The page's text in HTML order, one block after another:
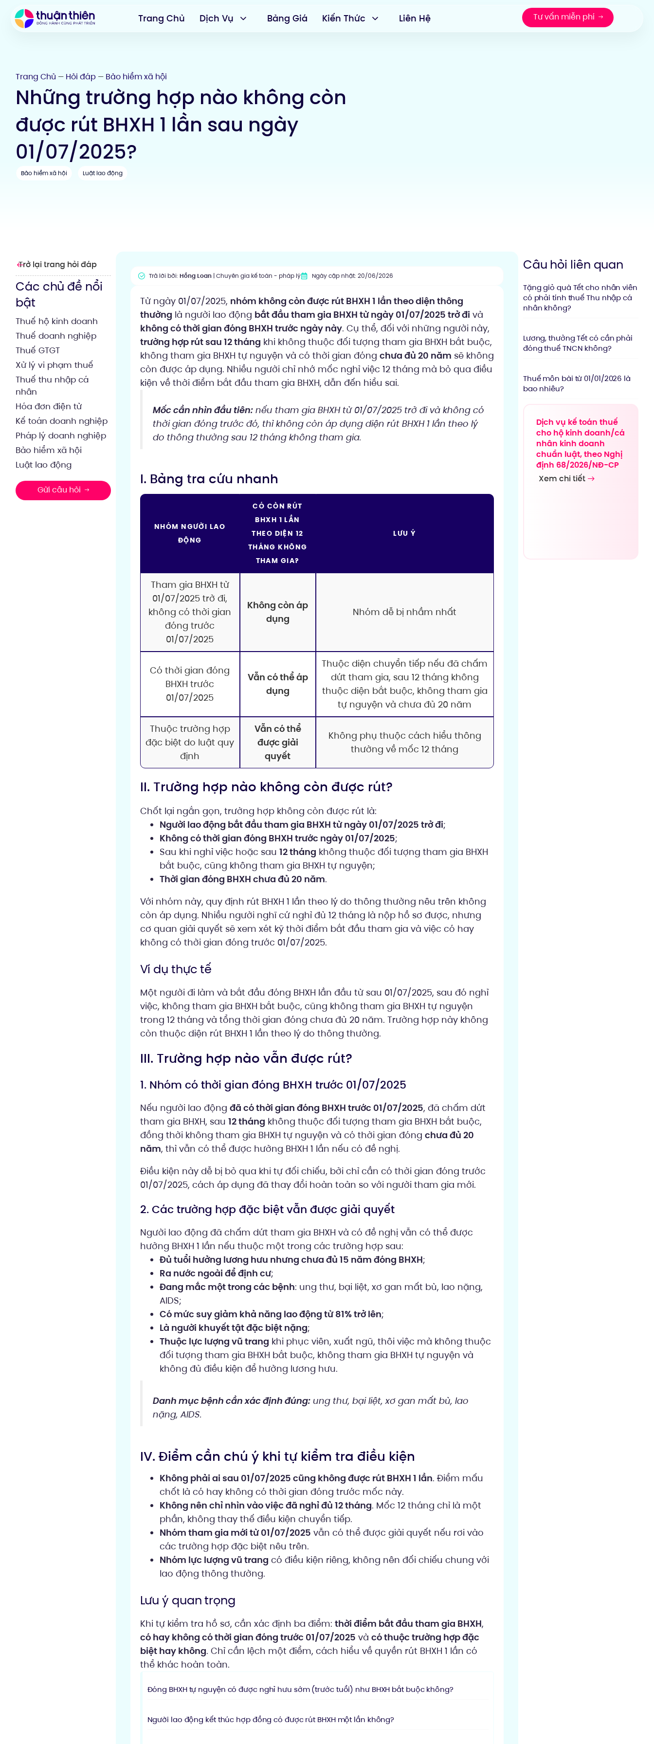
Trang Chủ Dịch Vụ Bảng Giá Kiến Thức Liên Hệ Tư vấn miễn phí
Trang Chủ — Hỏi đáp — Bảo hiểm xã hội
Những trường hợp nào không còn
được rút BHXH 1 lần sau ngày
01/07/2025?
Bảo hiểm xã hội Luật lao động
Trở lại trang hỏi đáp
Các chủ đề nổi
bật
Thuế hộ kinh doanh
Thuế doanh nghiệp
Thuế GTGT
Xử lý vi phạm thuế
Thuế thu nhập cá
nhân
Hóa đơn điện tử
Kế toán doanh nghiệp
Pháp lý doanh nghiệp
Bảo hiểm xã hội
Luật lao động
Gửi câu hỏi
Trả lời bởi:Hồng Loan | Chuyên gia kế toán - pháp lý Ngày cập nhật: 20/06/2026
Từ ngày 01/07/2025, nhóm không còn được rút BHXH 1 lần theo diện thông
thường là người lao động bắt đầu tham gia BHXH từ ngày 01/07/2025 trở đi và
không có thời gian đóng BHXH trước ngày này. Cụ thể, đối với những người này,
trường hợp rút sau 12 tháng khi không thuộc đối tượng tham gia BHXH bắt buộc,
không tham gia BHXH tự nguyện và có thời gian đóng chưa đủ 20 năm sẽ không
còn được áp dụng. Nhiều người chỉ nhớ mốc nghỉ việc 12 tháng mà bỏ qua điều
kiện về thời điểm bắt đầu tham gia BHXH, dẫn đến hiểu sai.
Mốc cần nhìn đầu tiên:nếu tham gia BHXH từ 01/07/2025 trở đi và không có
thời gian đóng trước đó, thì không còn áp dụng diện rút BHXH 1 lần theo lý
do thông thường sau 12 tháng không tham gia.
I. Bảng tra cứu nhanh
NHÓM NGƯỜI LAO
ĐỘNG
CÓ CÒN RÚT
BHXH 1 LẦN
THEO DIỆN 12
THÁNG KHÔNG
THAM GIA?
LƯU Ý
Tham gia BHXH từ
01/07/2025 trở đi,
không có thời gian
đóng trước
01/07/2025
Không còn áp
dụng
Nhóm dễ bị nhầm nhất
Có thời gian đóng
BHXH trước
01/07/2025
Vẫn có thể áp
dụng
Thuộc diện chuyển tiếp nếu đã chấm
dứt tham gia, sau 12 tháng không
thuộc diện bắt buộc, không tham gia
tự nguyện và chưa đủ 20 năm
Thuộc trường hợp
đặc biệt do luật quy
định
Vẫn có thể
được giải
quyết
Không phụ thuộc cách hiểu thông
thường về mốc 12 tháng
II. Trường hợp nào không còn được rút?
Chốt lại ngắn gọn, trường hợp không còn được rút là:
Người lao động bắt đầu tham gia BHXH từ ngày 01/07/2025 trở đi;
Không có thời gian đóng BHXH trước ngày 01/07/2025;
Sau khi nghỉ việc hoặc sau 12 tháng không thuộc đối tượng tham gia BHXH
bắt buộc, cũng không tham gia BHXH tự nguyện;
Thời gian đóng BHXH chưa đủ 20 năm.
Với nhóm này, quy định rút BHXH 1 lần theo lý do thông thường nêu trên không
còn áp dụng. Nhiều người nghĩ cứ nghỉ đủ 12 tháng là nộp hồ sơ được, nhưng
cơ quan giải quyết sẽ xem xét kỹ thời điểm bắt đầu tham gia và việc có hay
không có thời gian đóng trước 01/07/2025.
Ví dụ thực tế
Một người đi làm và bắt đầu đóng BHXH lần đầu từ sau 01/07/2025, sau đó nghỉ
việc, không tham gia BHXH bắt buộc, cũng không tham gia BHXH tự nguyện
trong 12 tháng và tổng thời gian đóng chưa đủ 20 năm. Trường hợp này không
còn thuộc diện rút BHXH 1 lần theo lý do thông thường.
III. Trường hợp nào vẫn được rút?
1. Nhóm có thời gian đóng BHXH trước 01/07/2025
Nếu người lao động đã có thời gian đóng BHXH trước 01/07/2025, đã chấm dứt
tham gia BHXH, sau 12 tháng không thuộc đối tượng tham gia BHXH bắt buộc,
đồng thời không tham gia BHXH tự nguyện và có thời gian đóng chưa đủ 20
năm, thì vẫn có thể được hưởng BHXH 1 lần nếu có đề nghị.
Điều kiện này dễ bị bỏ qua khi tự đối chiếu, bởi chỉ cần có thời gian đóng trước
01/07/2025, cách áp dụng đã thay đổi hoàn toàn so với người tham gia mới.
2. Các trường hợp đặc biệt vẫn được giải quyết
Người lao động đã chấm dứt tham gia BHXH và có đề nghị vẫn có thể được
hưởng BHXH 1 lần nếu thuộc một trong các trường hợp sau:
Đủ tuổi hưởng lương hưu nhưng chưa đủ 15 năm đóng BHXH;
Ra nước ngoài để định cư;
Đang mắc một trong các bệnh: ung thư, bại liệt, xơ gan mất bù, lao nặng,
AIDS;
Có mức suy giảm khả năng lao động từ 81% trở lên;
Là người khuyết tật đặc biệt nặng;
Thuộc lực lượng vũ trang khi phục viên, xuất ngũ, thôi việc mà không thuộc
đối tượng tham gia BHXH bắt buộc, không tham gia BHXH tự nguyện và
không đủ điều kiện để hưởng lương hưu.
Danh mục bệnh cần xác định đúng:ung thư, bại liệt, xơ gan mất bù, lao
nặng, AIDS.
IV. Điểm cần chú ý khi tự kiểm tra điều kiện
Không phải ai sau 01/07/2025 cũng không được rút BHXH 1 lần. Điểm mấu
chốt là có hay không có thời gian đóng trước mốc này.
Không nên chỉ nhìn vào việc đã nghỉ đủ 12 tháng. Mốc 12 tháng chỉ là một
phần, không thay thế điều kiện chuyển tiếp.
Nhóm tham gia mới từ 01/07/2025 vẫn có thể được giải quyết nếu rơi vào
các trường hợp đặc biệt nêu trên.
Nhóm lực lượng vũ trang có điều kiện riêng, không nên đối chiếu chung với
lao động thông thường.
Lưu ý quan trọng
Khi tự kiểm tra hồ sơ, cần xác định ba điểm: thời điểm bắt đầu tham gia BHXH,
có hay không có thời gian đóng trước 01/07/2025 và có thuộc trường hợp đặc
biệt hay không. Chỉ cần lệch một điểm, cách hiểu về quyền rút BHXH 1 lần có
thể khác hoàn toàn.
Đóng BHXH tự nguyện có được nghỉ hưu sớm (trước tuổi) như BHXH bắt buộc không?
Người lao động kết thúc hợp đồng có được rút BHXH một lần không?
Câu hỏi liên quan
Tặng giỏ quà Tết cho nhân viên
có phải tính thuế Thu nhập cá
nhân không?
Lương, thưởng Tết có cần phải
đóng thuế TNCN không?
Thuế môn bài từ 01/01/2026 là
bao nhiêu?
Dịch vụ kế toán thuế
cho hộ kinh doanh/cá
nhân kinh doanh
chuẩn luật, theo Nghị
định 68/2026/NĐ-CP
Xem chi tiết